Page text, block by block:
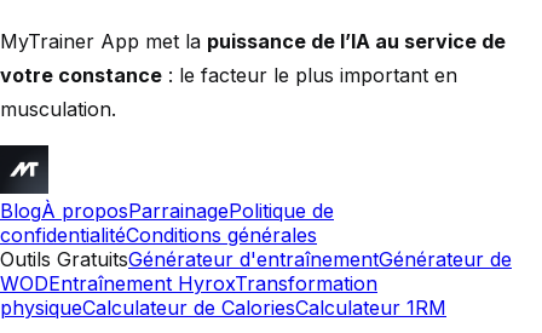
MyTrainer App met la puissance de l’IA au service de
votre constance : le facteur le plus important en
musculation.
BlogÀ proposParrainagePolitique de
confidentialitéConditions générales
Outils GratuitsGénérateur d'entraînementGénérateur de
WODEntraînement HyroxTransformation
physiqueCalculateur de CaloriesCalculateur 1RM